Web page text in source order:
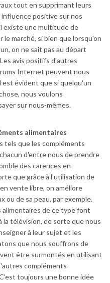
tout en supprimant leurs
influence positive sur nos
existe une multitude de
marché, si bien que lorsqu'on
on ne sait pas au départ
avis positifs d'autres
Internet peuvent nous
est évident que si quelqu'un
nous voulons
sur nous-mêmes.
alimentaires
tels que les compléments
d'entre nous de prendre
des carences en
que grâce à l'utilisation de
vente libre, on améliore
ou de sa peau, par exemple.
alimentaires de ce type font
la télévision, de sorte que nous
à leur sujet et les
que nous souffrons de
être surmontés en utilisant
compléments
toujours une bonne idée